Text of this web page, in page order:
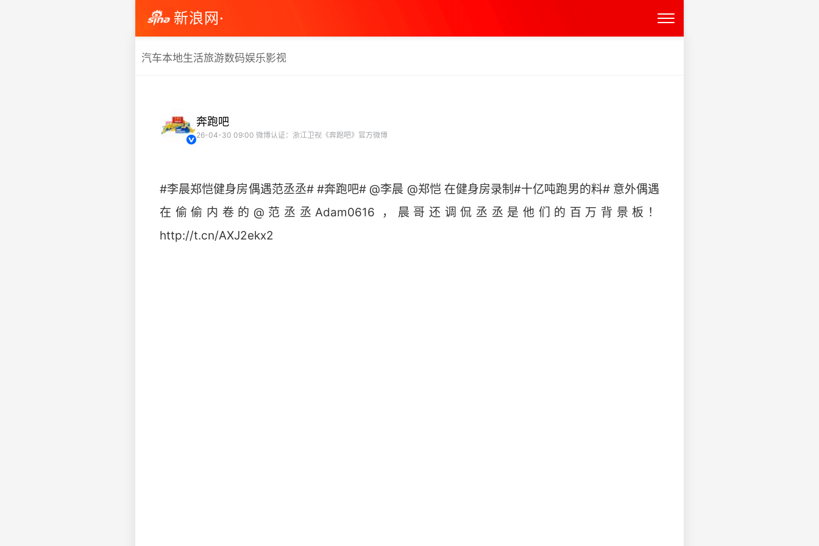
新浪网·
汽车本地生活旅游数码娱乐影视
奔跑吧
26-04-30 09:00 微博认证：浙江卫视《奔跑吧》官方微博
#李晨郑恺健身房偶遇范丞丞# #奔跑吧# @李晨 @郑恺 在健身房录制#十亿吨跑男的料# 意外偶遇
在偷偷内卷的@范丞丞Adam0616 ，晨哥还调侃丞丞是他们的百万背景板！
http://t.cn/AXJ2ekx2 ​